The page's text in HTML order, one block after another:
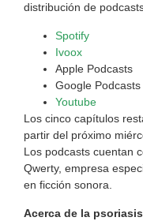
distribución de
Spotify
Ivoox
Apple Podcasts
Google Podcasts
Youtube
Los cinco capítulos
partir del próximo
Los podcasts cuentan
Qwerty, empresa
en ficción sonora.
Acerca de la